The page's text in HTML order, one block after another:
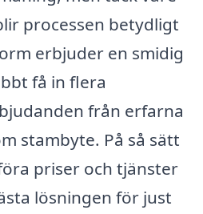
processen betydligt
erbjuder en smidig
få in flera
från erfarna
stambyte. På så sätt
priser och tjänster
lösningen för just